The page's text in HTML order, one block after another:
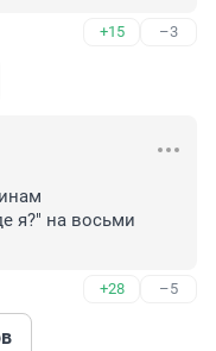
+15 –3
я?" на восьми
+28 –5